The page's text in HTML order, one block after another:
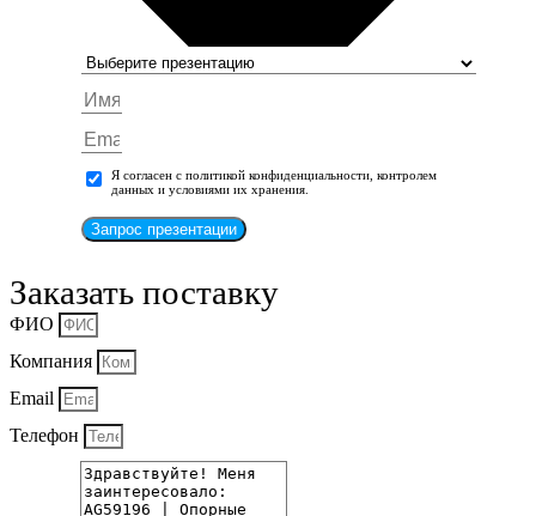
Я согласен с политикой конфиденциальности, контролем
данных и условиями их хранения.
Запрос презентации
Заказать поставку
ФИО
Компания
Email
Телефон